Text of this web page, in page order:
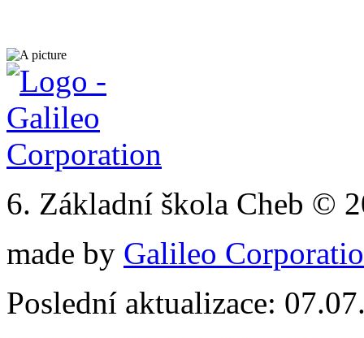
6. Základní škola Cheb ©
made by Galileo
Poslední aktualizace: